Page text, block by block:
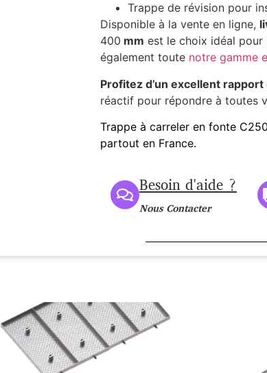
Trappe de révision pour
Disponible à la vente en ligne,
400 mm est le choix idéal pour
également toute notre gamme
Profitez d’un excellent
réactif pour répondre à toutes
Trappe à carreler en fonte
partout en France.
Besoin d'aide ?
Nous Contacter